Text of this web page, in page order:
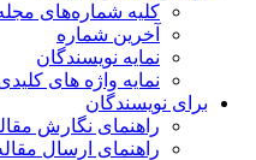
کلیه شماره‌های مجله
آخرین شماره
نمایه نویسندگان
نمایه واژه های کلیدی
برای نویسندگان
راهنمای نگارش مقاله
راهنمای ارسال مقاله